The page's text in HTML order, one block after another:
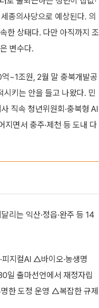
종의사당으로 예상된다. 의
한 상태다. 다만 아직까지 조
변수다.
~1조원, 2월 말 충북개발공
키는 안을 들고 나왔다. 민
직속 청년위원회·충북형 AI
지면서 충주·제천 등 도내 다
리는 익산·정읍·완주 등 14
지컬AI △바이오·농생명
일 출마선언에서 재정자립
한 도정 운영 △복잡한 규제